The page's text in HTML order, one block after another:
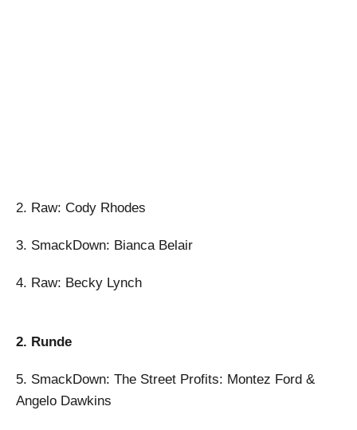
2. Raw: Cody Rhodes
3. SmackDown: Bianca Belair
4. Raw: Becky Lynch
2. Runde
5. SmackDown: The Street Profits: Montez Ford &
Angelo Dawkins